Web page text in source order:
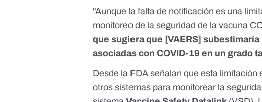
"Aunque la falta de notificación es una
monitoreo de la seguridad de la vacuna
que sugiera que [VAERS]
asociadas con COVID-19 en un grado
Desde la FDA señalan que esta
otros sistemas para monitorear la